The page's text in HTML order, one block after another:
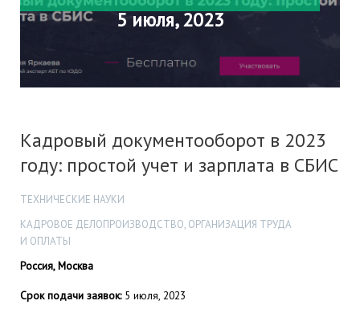
5 июля, 2023
Кадровый документооборот в 2023
году: простой учет и зарплата в СБИС
ТЕХНИЧЕСКИЕ НАУКИ
КАДРОВОЕ ДЕЛОПРОИЗВОДСТВО, ОРГАНИЗАЦИЯ ТРУДА
И ОПЛАТЫ
Россия, Москва
Срок подачи заявок:5 июля, 2023